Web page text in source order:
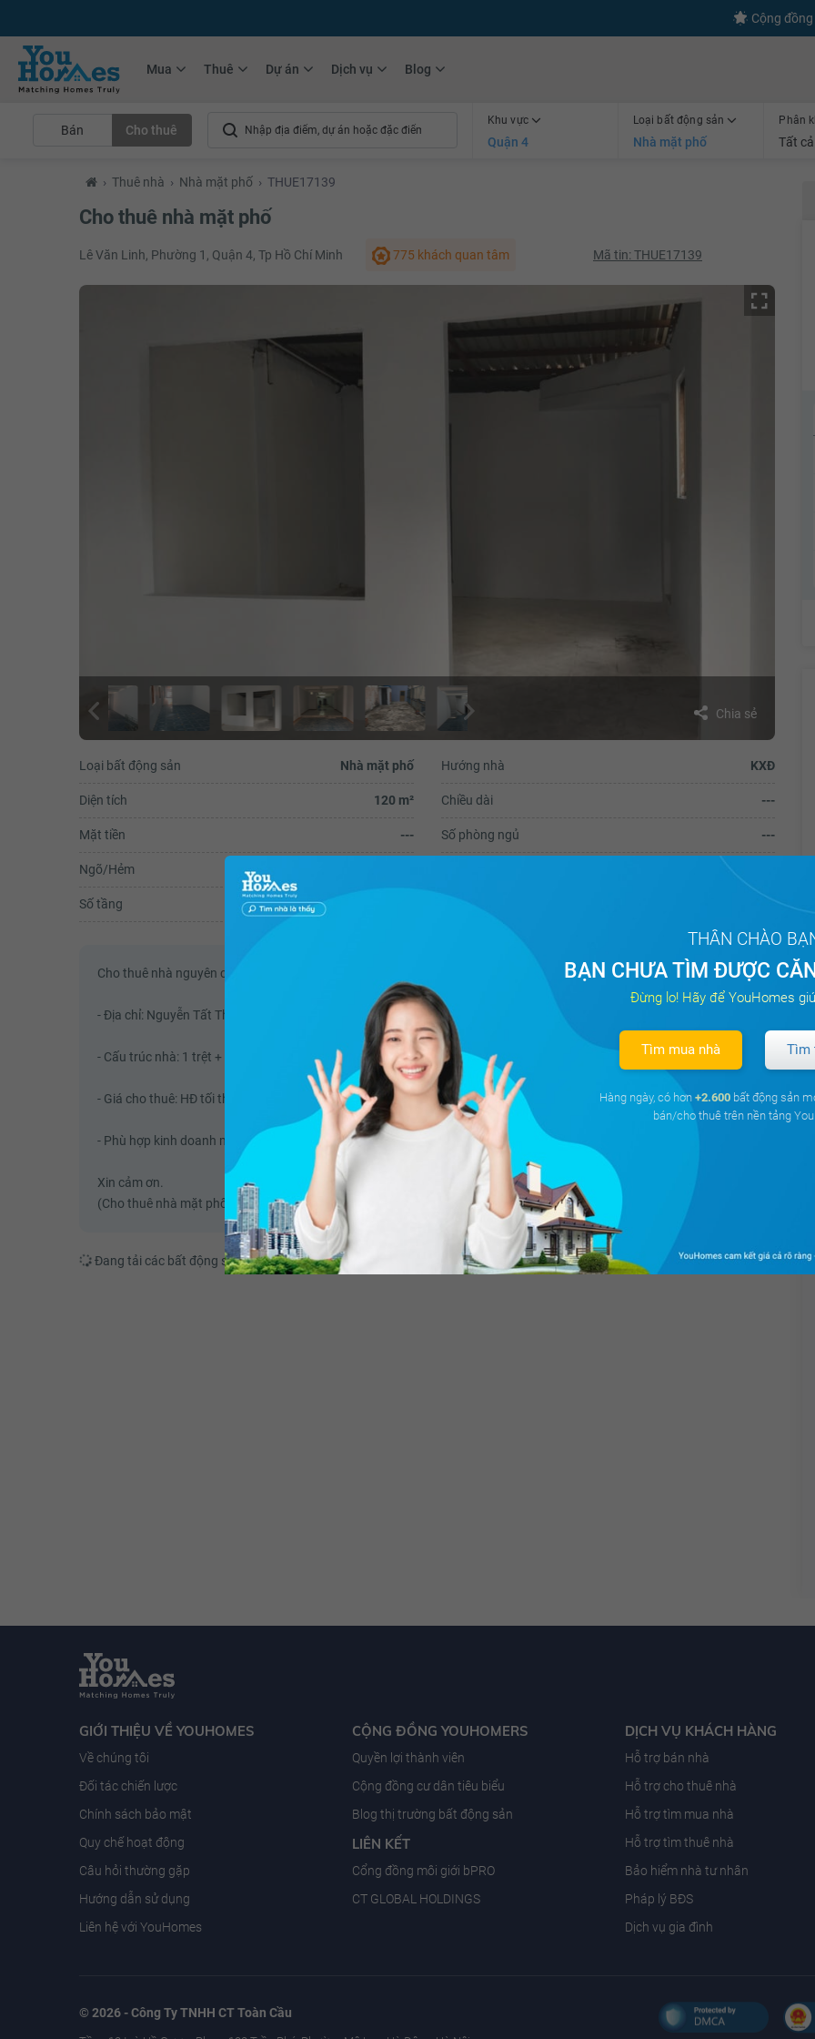
Cộng
Mua Thuê Dự án Dịch vụ Blog
Bán Cho thuê
Khu vực
Quận 4
Loại bất động sản
Nhà mặt phố
Phân
Tất cả
› Thuê nhà › Nhà mặt phố › THUE17139
Cho thuê nhà mặt phố
Lê Văn Linh, Phường 1, Quận 4, Tp Hồ Chí Minh 775 khách quan tâm Mã tin: THUE17139
Chia sẻ
Loại bất động sản Nhà mặt phố
Diện tích 120 m²
Mặt tiền ---
Ngõ/Hẻm
Số tầng
Hướng nhà KXĐ
Chiều dài ---
Số phòng ngủ ---
Cho thuê nhà nguyên căn mặt tiền cụ thể như sau:
- Địa chỉ: Nguyễn Tất Thành, P.13, Q.4. Cách Ngã ba Lê Văn Linh - Nguyễn Tất Thành 20m.
- Cấu trúc nhà: 1 trệt + lửng + 2 lầu + sân thượng có xây dựng sẳn 50% dt.
- Giá cho thuê: HĐ tối thiểu 2 năm: 50tr/tháng, có công chứng.
- Phù hợp kinh doanh mọi ngành nghề. Người thuê có thể cải tạo để phù hợp mô hình kinh doanh.
Xin cảm ơn.
(Cho thuê nhà mặt phố - Thuê nhà mặt phố)
Đang tải các bất động sản tương tự....
GIỚI THIỆU VỀ YOUHOMES
Về chúng tôi
Đối tác chiến lược
Chính sách bảo mật
Quy chế hoạt động
Câu hỏi thường gặp
Hướng dẫn sử dụng
Liên hệ với YouHomes
CỘNG ĐỒNG YOUHOMERS
Quyền lợi thành viên
Cộng đồng cư dân tiêu biểu
Blog thị trường bất động sản
LIÊN KẾT
Cổng đồng môi giới bPRO
CT GLOBAL HOLDINGS
DỊCH VỤ KHÁCH HÀNG
Hỗ trợ bán nhà
Hỗ trợ cho thuê nhà
Hỗ trợ tìm mua nhà
Hỗ trợ tìm thuê nhà
Bảo hiểm nhà tư nhân
Pháp lý BĐS
Dịch vụ gia đình
© 2026 - Công Ty TNHH CT Toàn Cầu
THÂN CHÀO
BẠN CHƯA TÌM ĐƯỢC
Đừng lo! Hãy để YouHomes
Tìm mua nhà Tìm
Hàng ngày, có hơn +2.600 bất động sản
bán/cho thuê trên nền tảng